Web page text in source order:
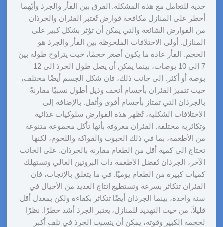
جدية للتعامل مع هذه المشكلة. الفرق بين الفأر والجرذ وأيّهما
أخطر على المنازل مكافحة قوارض تُعتبر الفئران والجرذان
من القوارض الشائعة والتي يمكن أن تؤثر بشكل كبير على
المنازل. أولى الاختلافات الملحوظة بين الفأر والجرذ هو
الحجم. الفأر عادة ما يكون أصغر حجمًا، حيث يتراوح طوله بين
7 إلى 10 بوصات، بينما يمكن أن يصل طول الجرذ إلى 12
بوصة أو أكثر. إلى جانب ذلك، فإن شكل الجسم أيضًا مختلف،
حيث تتميز الفئران بأجسام أنحف وذيل أطول نسبيًا مقارنةً
بالجرذان التي تمتاز بأجسام أقوى وأثقل. بالإضافة إلى
الاختلافات الشكلية، تُظهر هذه القوارض سلوكيات غذائية
وتكاثرية مختلفة. الفئران معروفة بأنها تأكل مجموعة متنوعة
من الأطعمة، بما في ذلك الحبوب والفواكه واللحوم، لكنها
تحتاج إلى كمية أقل من الطعام مقارنة بالجرذان. على الجانب
الآخر، الجرذان تُفضل الأطعمة ذات البروتين العالي وتستهلك
كميات كبيرة من الطعام يوميًا. في ما يتعلق بالإنجاب، فإن
الفئران تتكاثر بسرعة وتستطيع إنتاج العديد من الأجيال في
سنة واحدة، بينما الجرذان أيضًا تتكاثر بكفاءة ولكن بمعدل أقل
قليلاً. من حيث التهديد للمنازل، يعتبر الجرذ أشد خطرًا. نظرًا
لحجمه الكبير وقوته، يمكن أن يتسبب الجرذ في تلف أكبر